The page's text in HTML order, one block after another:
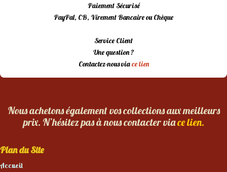
Paiement Sécurisé
PayPal, CB, Virement Bancaire ou Chèque
Service Client
Une question ?
Contactez-nous viace lien
Nous achetons également vos collections aux meilleurs
prix. N’hésitez pas à nous contacter viace lien.
Plan du Site
Accueil